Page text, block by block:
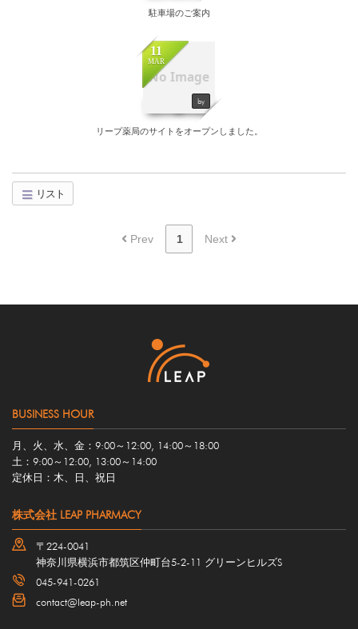
駐車場のご案内
No Image
11
MAR
by
リープ薬局のサイトをオープンしました。
リスト
Prev 1 Next
BUSINESS HOUR
月、火、水、金：9:00～12:00, 14:00～18:00
土：9:00～12:00, 13:00～14:00
定休日：木、日、祝日
株式会社 LEAP PHARMACY
〒224-0041
神奈川県横浜市都筑区仲町台5-2-11 グリーンヒルズS
045-941-0261
contact@leap-ph.net